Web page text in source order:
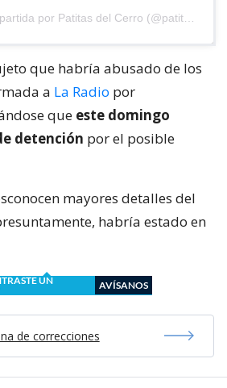
que habría abusado de los
a La Radio por
que este domingo
detención por el posible
mayores detalles del
habría estado en
UN
AVÍSANOS
de correcciones